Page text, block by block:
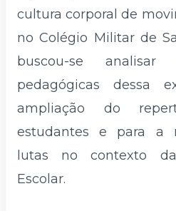
cultura corporal de
no Colégio Militar de
buscou-se analisar
pedagógicas dessa
ampliação do
estudantes e para a
lutas no contexto
Escolar.